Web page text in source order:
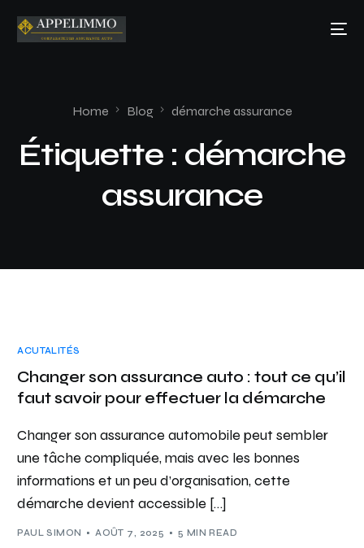
Home Blog démarche assurance
Étiquette : démarche
assurance
ACUTALITÉS
Changer son assurance auto : tout ce qu’il
faut savoir pour effectuer la démarche
Changer son assurance automobile peut sembler
une tâche compliquée, mais avec les bonnes
informations et un peu d’organisation, cette
démarche devient accessible […]
PAUL SIMON AOÛT 7, 2025 5 MIN READ